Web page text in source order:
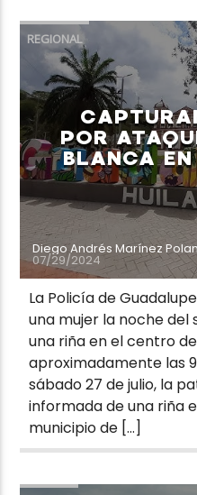
REGIONAL
POR
BLANCA
Diego Andrés Marínez
07/29/2024
La Policía de
una mujer la noche del
una riña en el centro
aproximadamente las
sábado 27 de julio, la
informada de una riña
municipio de […]